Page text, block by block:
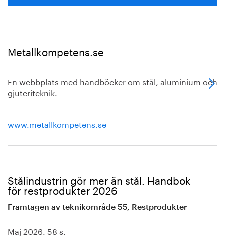
Metallkompetens.se
En webbplats med handböcker om stål, aluminium och
gjuteriteknik.
www.metallkompetens.se
Stålindustrin gör mer än stål. Handbok
för restprodukter 2026
Framtagen av teknikområde 55, Restprodukter
Maj 2026. 58 s.